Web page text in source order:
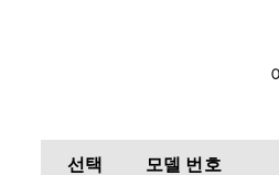
선택 모델 번호